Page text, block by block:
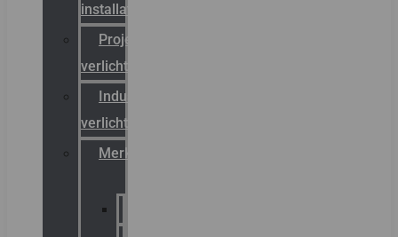
installateurs
Projectreferenties
verlichting
Industriële
verlichting
Merken